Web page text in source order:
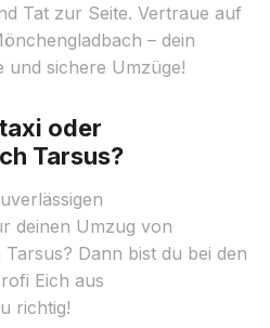
Tat zur Seite. Vertraue auf
– dein
sichere Umzüge!
oder
Tarsus?
deinen Umzug von
Dann bist du bei den
Eich aus
richtig!